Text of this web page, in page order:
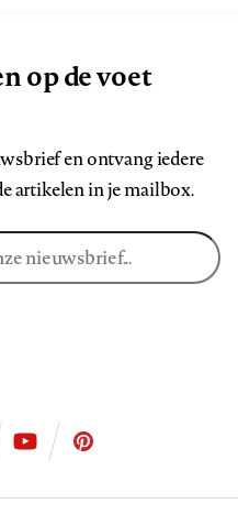
op de voet
en ontvang iedere
artikelen in je mailbox.
ons
ons